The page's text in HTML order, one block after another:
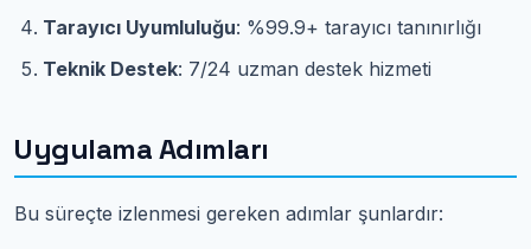
Tarayıcı Uyumluluğu: %99.9+ tarayıcı tanınırlığı
Teknik Destek: 7/24 uzman destek hizmeti
Uygulama Adımları
Bu süreçte izlenmesi gereken adımlar şunlardır: